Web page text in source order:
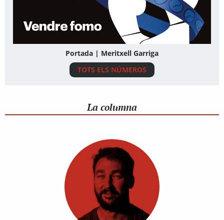
Portada | Meritxell Garriga
TOTS ELS NÚMEROS
La columna